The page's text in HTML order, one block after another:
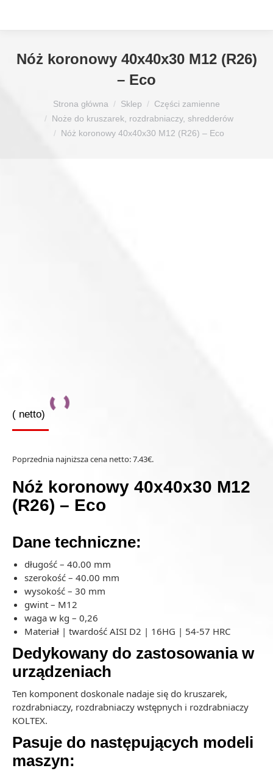
Nóż koronowy 40x40x30 M12 (R26)
– Eco
Strona główna Sklep
Części zamienne
Noże do kruszarek, rozdrabniaczy, shredderów
Nóż koronowy 40x40x30 M12 (R26) – Eco
( netto)
Poprzednia najniższa cena netto:7.43€.
Nóż koronowy 40x40x30 M12
(R26) – Eco
Dane techniczne:
długość – 40.00 mm
szerokość – 40.00 mm
wysokość – 30 mm
gwint – M12
waga w kg – 0,26
Materiał | twardość AISI D2 | 16HG | 54-57 HRC
Dedykowany do zastosowania w
urządzeniach
Ten komponent doskonale nadaje się do kruszarek,
rozdrabniaczy, rozdrabniaczy wstępnych i rozdrabniaczy
KOLTEX.
Pasuje do następujących modeli
maszyn: